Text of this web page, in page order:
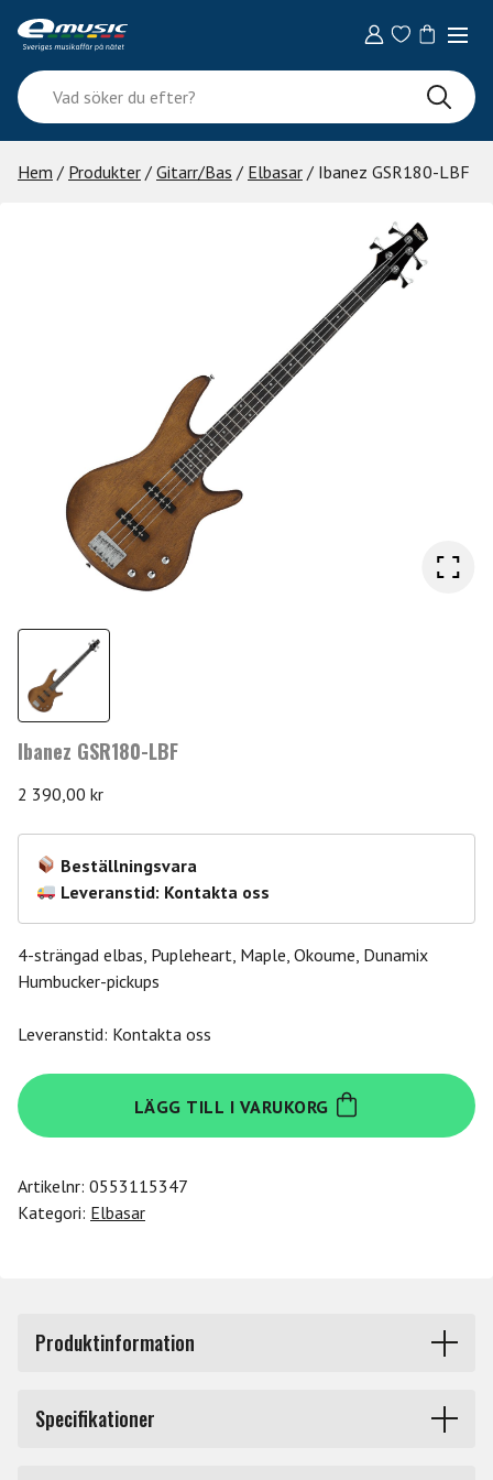
content
Vad
söker
du
efter?
Hem / Produkter / Gitarr/Bas / Elbasar / Ibanez GSR180-LBF
Ibanez GSR180-LBF
2 390,00 kr
Beställningsvara
Leveranstid: Kontakta oss
4-strängad elbas, Pupleheart, Maple, Okoume, Dunamix
Humbucker-pickups
Leveranstid: Kontakta oss
Ibanez
GSR180-
LBF
LÄGG TILL I VARUKORG
Artikelnr: 0553115347
Kategori: Elbasar
Produktinformation
GSR180-LBF (Transparent Light Brown Flat) GIO. SR är
nog den basmodell de flesta tänker på när någon säger
Specifikationer